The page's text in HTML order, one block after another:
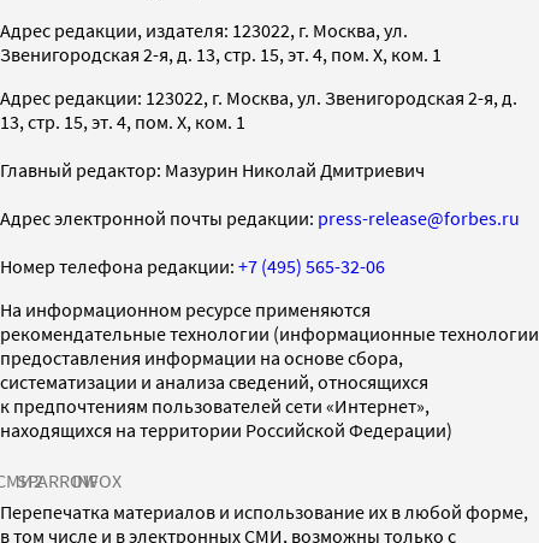
Адрес редакции, издателя: 123022, г. Москва, ул.
Звенигородская 2-я, д. 13, стр. 15, эт. 4, пом. X, ком. 1
Адрес редакции: 123022, г. Москва, ул. Звенигородская 2-я, д.
13, стр. 15, эт. 4, пом. X, ком. 1
Главный редактор: Мазурин Николай Дмитриевич
Адрес электронной почты редакции: press-release@forbes.ru
Номер телефона редакции: +7 (495) 565-32-06
На информационном ресурсе применяются
рекомендательные технологии (информационные технологии
предоставления информации на основе сбора,
систематизации и анализа сведений, относящихся
к предпочтениям пользователей сети «Интернет»,
находящихся на территории Российской Федерации)
SPARROWINFOX
Перепечатка материалов и использование их в любой форме,
в том числе и в электронных СМИ, возможны только с